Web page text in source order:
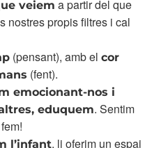
veiem a partir del que
nostres propis filtres i cal
(pensant), amb el cor
(fent).
emocionant­-nos i
eduquem. Sentim
l’infant, li oferim un espai